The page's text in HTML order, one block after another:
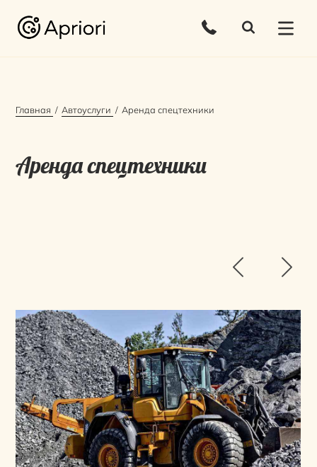
Главная Автоуслуги Аренда спецтехники
Аренда спецтехники